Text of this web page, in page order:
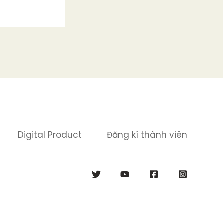
Digital Product Đăng kí thành viên